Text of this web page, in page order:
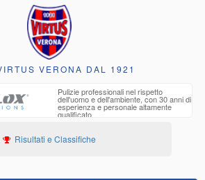
VERONA DAL 1921
Pulizie professionali nel rispetto
dell'uomo e dell'ambiente, con 30 anni di
esperienza e personale altamente
qualificato
Risultati e Classifiche